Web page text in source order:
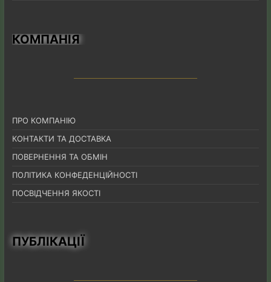
КОМПАНІЯ
ПРО КОМПАНІЮ
КОНТАКТИ ТА ДОСТАВКА
ПОВЕРНЕННЯ ТА ОБМІН
ПОЛІТИКА КОНФЕДЕНЦІЙНОСТІ
ПОСВІДЧЕННЯ ЯКОСТІ
ПУБЛІКАЦІЇ